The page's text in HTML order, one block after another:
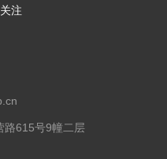
注
路615号9幢二层